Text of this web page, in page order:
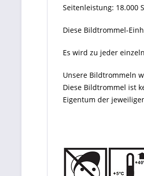
Seitenleistung: 18.000
Diese Bildtrommel-
Es wird zu jeder
Unsere Bildtrommeln
Diese Bildtrommel ist
Eigentum der